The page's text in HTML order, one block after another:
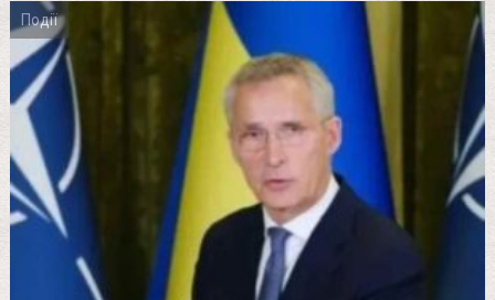
Події